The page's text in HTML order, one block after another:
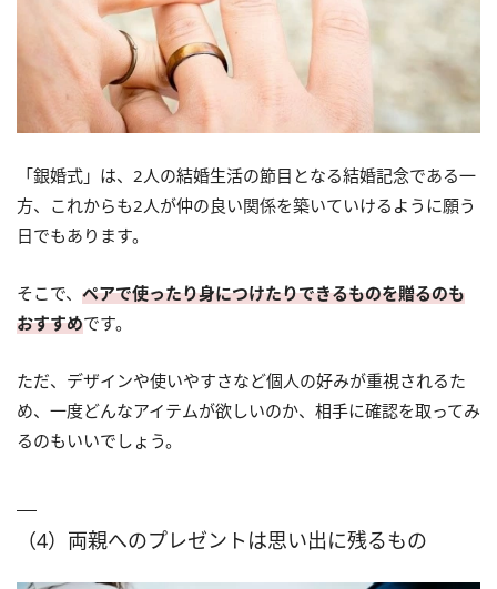
「銀婚式」は、2人の結婚生活の節目となる結婚記念である一
方、これからも2人が仲の良い関係を築いていけるように願う
日でもあります。
そこで、 ペアで使ったり身につけたりできるものを贈るのも
おすすめです。
ただ、デザインや使いやすさなど個人の好みが重視されるた
め、一度どんなアイテムが欲しいのか、相手に確認を取ってみ
るのもいいでしょう。
（4）両親へのプレゼントは思い出に残るもの